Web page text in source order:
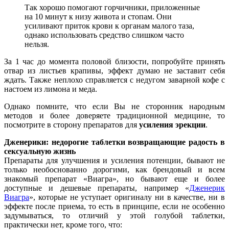
Так хорошо помогают горчичники, приложенные
на 10 минут к низу живота и стопам. Они
усиливают приток крови к органам малого таза,
однако использовать средство слишком часто
нельзя.
За 1 час до момента половой близости, попробуйте принять
отвар из листьев крапивы, эффект думаю не заставит себя
ждать. Также неплохо справляется с недугом заварной кофе с
настоем из лимона и меда.
Однако помните, что если Вы не сторонник народным
методов и более доверяете традиционной медицине, то
посмотрите в сторону препаратов для усиления эрекции.
Дженерики: недорогие таблетки возвращающие радость в
сексуальную жизнь
Препараты для улучшения и усиления потенции, бывают не
только необоснованно дорогими, как брендовый и всем
знакомый препарат «Виагра», но бывают еще и более
доступные и дешевые препараты, например «Дженерик
Виагра», которые не уступает оригиналу ни в качестве, ни в
эффекте после приема, то есть в принципе, если не особенно
задумываться, то отличий у этой голубой таблетки,
практически нет, кроме того, что: